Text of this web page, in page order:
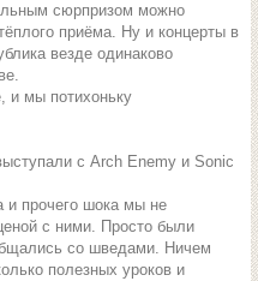
сюрпризом можно
приёма. Ну и концерты в
везде одинаково
и мы потихоньку
с Arch Enemy и Sonic
и прочего шока мы не
с ними. Просто были
со шведами. Ничем
полезных уроков и